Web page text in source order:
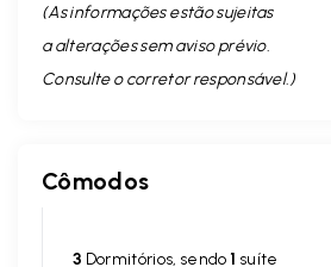
(As informações estão sujeitas
a alterações sem aviso prévio.
Consulte o corretor responsável. )
Cômodos
3 Dormitórios, sendo1 suíte